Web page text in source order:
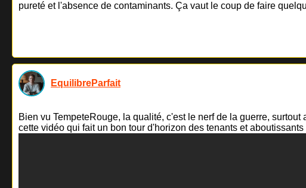
pureté et l'absence de contaminants. Ça vaut le coup de faire
EquilibreParfait
Bien vu TempeteRouge, la qualité, c'est le nerf de la guerre,
cette vidéo qui fait un bon tour d'horizon des tenants et aboutissants